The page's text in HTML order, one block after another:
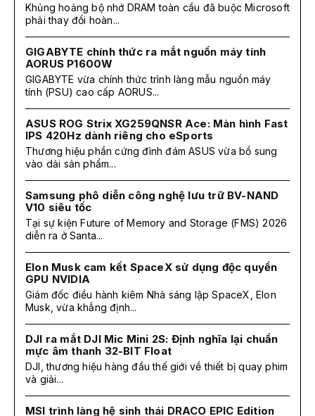
Khủng hoảng bộ nhớ DRAM toàn cầu đã buộc Microsoft
phải thay đổi hoàn...
GIGABYTE chính thức ra mắt nguồn máy tính
AORUS P1600W
GIGABYTE vừa chính thức trình làng mẫu nguồn máy
tính (PSU) cao cấp AORUS...
ASUS ROG Strix XG259QNSR Ace: Màn hình Fast
IPS 420Hz dành riêng cho eSports
Thương hiệu phần cứng đình đám ASUS vừa bổ sung
vào dải sản phẩm...
Samsung phô diễn công nghệ lưu trữ BV-NAND
V10 siêu tốc
Tại sự kiện Future of Memory and Storage (FMS) 2026
diễn ra ở Santa...
Elon Musk cam kết SpaceX sử dụng độc quyền
GPU NVIDIA
Giám đốc điều hành kiêm Nhà sáng lập SpaceX, Elon
Musk, vừa khẳng định...
DJI ra mắt DJI Mic Mini 2S: Định nghĩa lại chuẩn
mực âm thanh 32-BIT Float
DJI, thương hiệu hàng đầu thế giới về thiết bị quay phim
và giải...
MSI trình làng hệ sinh thái DRACO EPIC Edition